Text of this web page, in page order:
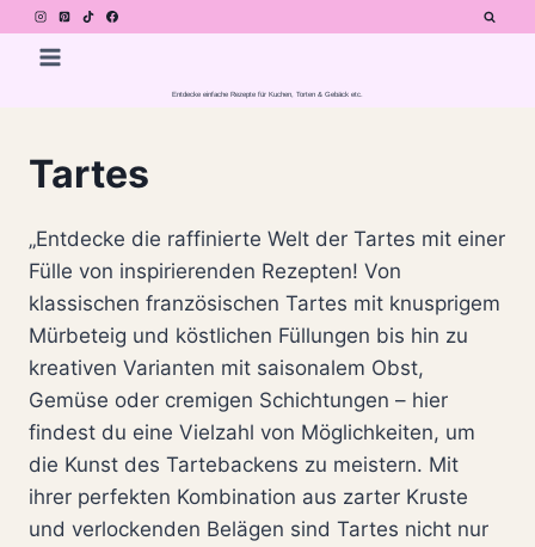
Zum
Inhalt
Entdecke einfache Rezepte für Kuchen, Torten & Gebäck etc.
Tartes
„Entdecke die raffinierte Welt der Tartes mit einer
Fülle von inspirierenden Rezepten! Von
klassischen französischen Tartes mit knusprigem
Mürbeteig und köstlichen Füllungen bis hin zu
kreativen Varianten mit saisonalem Obst,
Gemüse oder cremigen Schichtungen – hier
findest du eine Vielzahl von Möglichkeiten, um
die Kunst des Tartebackens zu meistern. Mit
ihrer perfekten Kombination aus zarter Kruste
und verlockenden Belägen sind Tartes nicht nur